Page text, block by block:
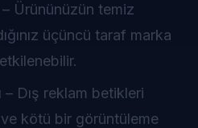
– Ürününüzün temiz
üçüncü taraf marka
– Dış reklam betikleri
kötü bir görüntüleme